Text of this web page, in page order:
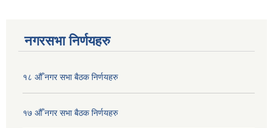
नगरसभा निर्णयहरु
१८ औँ नगर सभा बैठक निर्णयहरु
१७ औँ नगर सभा बैठक निर्णयहरु